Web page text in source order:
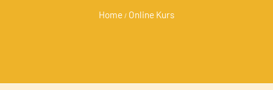
Home / Online Kurs